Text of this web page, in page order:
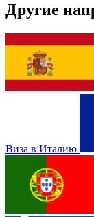
Другие
Виза в Италию